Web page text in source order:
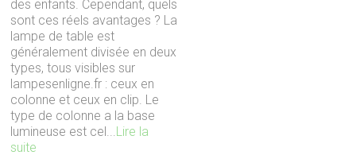
des enfants. Cependant, quels
sont ces réels avantages ? La
lampe de table est
généralement divisée en deux
types, tous visibles sur
lampesenligne.fr : ceux en
colonne et ceux en clip. Le
type de colonne a la base
lumineuse est cel...Lire la
suite